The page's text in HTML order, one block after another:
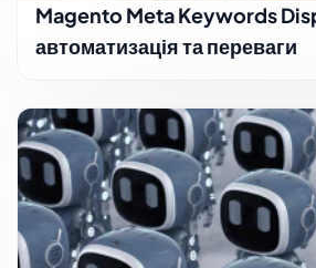
Magento Meta Keywords
автоматизація та переваги